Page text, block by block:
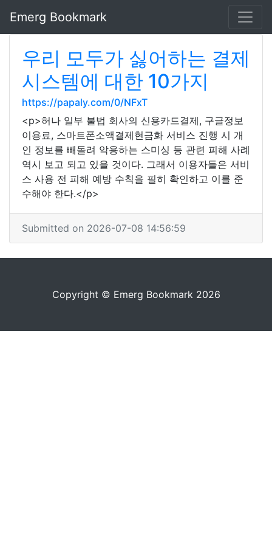
Emerg Bookmark
우리 모두가 싫어하는 결제
시스템에 대한 10가지
https://papaly.com/0/NFxT
<p>허나 일부 불법 회사의 신용카드결제, 구글정보
이용료, 스마트폰소액결제현금화 서비스 진행 시 개
인 정보를 빼돌려 악용하는 스미싱 등 관련 피해 사례
역시 보고 되고 있을 것이다. 그래서 이용자들은 서비
스 사용 전 피해 예방 수칙을 필히 확인하고 이를 준
수해야 한다.</p>
Submitted on 2026-07-08 14:56:59
Copyright © Emerg Bookmark 2026